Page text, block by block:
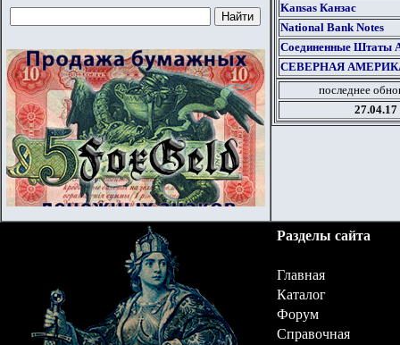
Kansas Канзас
National Bank Notes
Соединенные Штаты
СЕВЕРНАЯ
последнее
27.04.17
Разделы сайта
Главная
Каталог
Форум
Справочная